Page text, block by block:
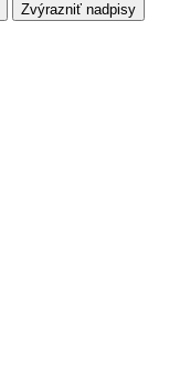
Zvýrazniť nadpisy